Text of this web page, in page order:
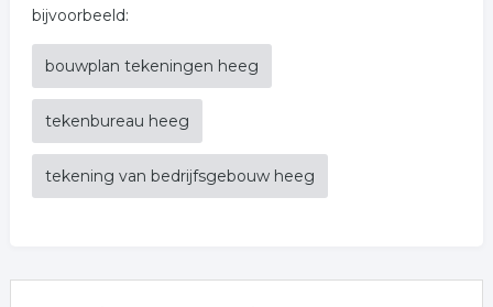
bijvoorbeeld:
bouwplan tekeningen heeg
tekenbureau heeg
tekening van bedrijfsgebouw heeg